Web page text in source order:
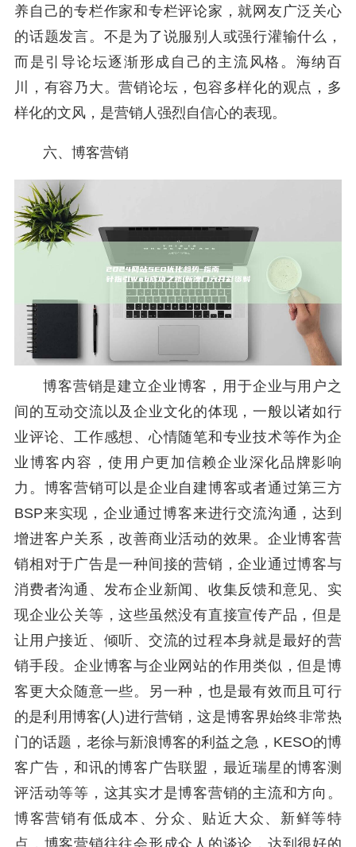
养自己的专栏作家和专栏评论家，就网友广泛关心
的话题发言。不是为了说服别人或强行灌输什么，
而是引导论坛逐渐形成自己的主流风格。海纳百
川，有容乃大。营销论坛，包容多样化的观点，多
样化的文风，是营销人强烈自信心的表现。
六、博客营销
博客营销是建立企业博客，用于企业与用户之
间的互动交流以及企业文化的体现，一般以诸如行
业评论、工作感想、心情随笔和专业技术等作为企
业博客内容，使用户更加信赖企业深化品牌影响
力。博客营销可以是企业自建博客或者通过第三方
BSP来实现，企业通过博客来进行交流沟通，达到
增进客户关系，改善商业活动的效果。企业博客营
销相对于广告是一种间接的营销，企业通过博客与
消费者沟通、发布企业新闻、收集反馈和意见、实
现企业公关等，这些虽然没有直接宣传产品，但是
让用户接近、倾听、交流的过程本身就是最好的营
销手段。企业博客与企业网站的作用类似，但是博
客更大众随意一些。另一种，也是最有效而且可行
的是利用博客(人)进行营销，这是博客界始终非常热
门的话题，老徐与新浪博客的利益之急，KESO的博
客广告，和讯的博客广告联盟，最近瑞星的博客测
评活动等等，这其实才是博客营销的主流和方向。
博客营销有低成本、分众、贴近大众、新鲜等特